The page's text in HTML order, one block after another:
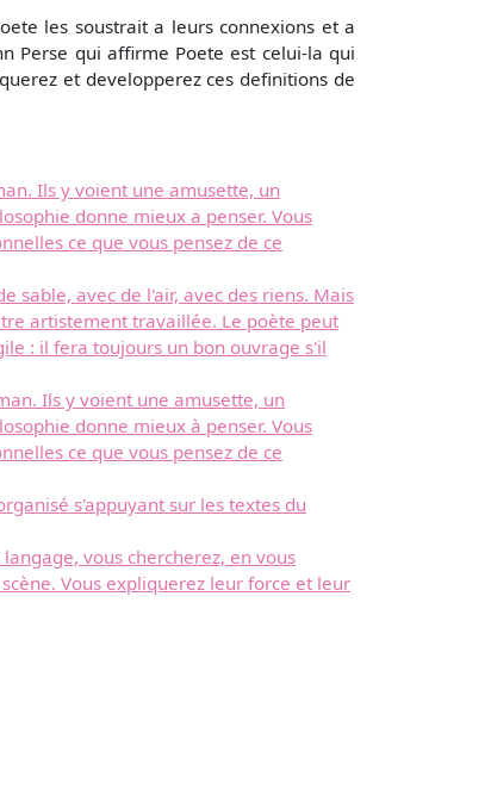
les soustrait a leurs connexions et a
Perse qui affirme Poete est celui-la qui
et developperez ces definitions de
Ils y voient une amusette, un
donne mieux a penser. Vous
ce que vous pensez de ce
sable, avec de l'air, avec des riens. Mais
artistement travaillée. Le poète peut
: il fera toujours un bon ouvrage s'il
Ils y voient une amusette, un
donne mieux à penser. Vous
ce que vous pensez de ce
s'appuyant sur les textes du
vous chercherez, en vous
Vous expliquerez leur force et leur